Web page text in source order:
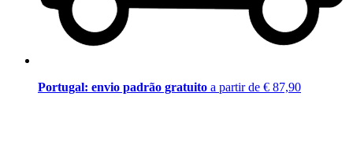
Portugal: envio padrão gratuito a partir de € 87,90